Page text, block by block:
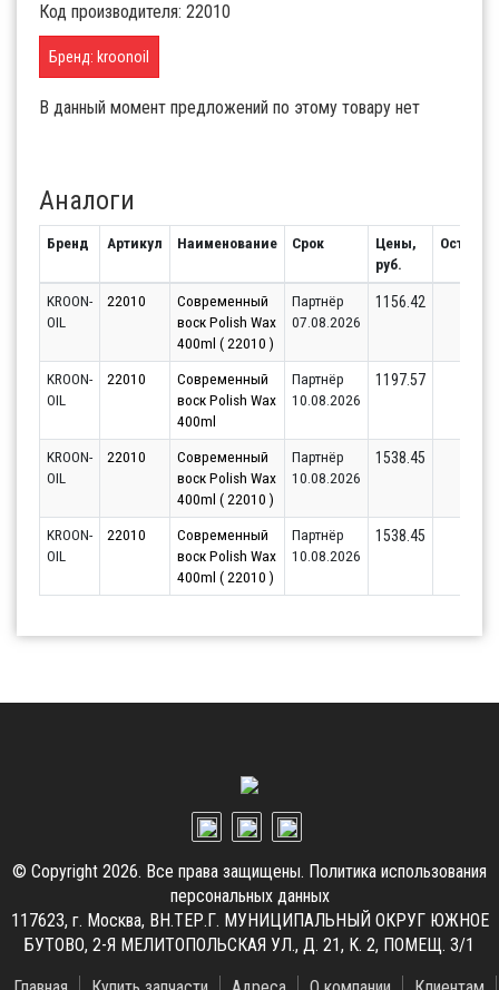
Код производителя: 22010
Бренд: kroonoil
В данный момент предложений по этому товару нет
Аналоги
Бренд Артикул Наименование Срок
Цены,
руб.
Остаток
KROON-
OIL
22010
Современный
воск Polish Wax
400ml ( 22010 )
Партнёр
07.08.2026
1156.42
KROON-
OIL
22010
Современный
воск Polish Wax
400ml
Партнёр
10.08.2026
1197.57
KROON-
OIL
22010
Современный
воск Polish Wax
400ml ( 22010 )
Партнёр
10.08.2026
1538.45
KROON-
OIL
22010
Современный
воск Polish Wax
400ml ( 22010 )
Партнёр
10.08.2026
1538.45
© Copyright 2026. Все права защищены. Политика использования
персональных данных
117623, г. Москва, ВН.ТЕР.Г. МУНИЦИПАЛЬНЫЙ ОКРУГ ЮЖНОЕ
БУТОВО, 2-Я МЕЛИТОПОЛЬСКАЯ УЛ., Д. 21, К. 2, ПОМЕЩ. 3/1